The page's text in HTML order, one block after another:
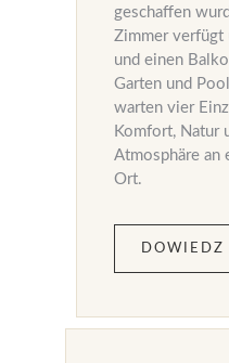
geschaffen
Zimmer verfügt
und einen
Garten und
warten vier
Komfort, Natur
Atmosphäre an
Ort.
DOWIEDZ